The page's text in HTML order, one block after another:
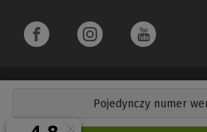
Pojedynczy numer
Copyright 1997 - 2026 Wolters Kluwer